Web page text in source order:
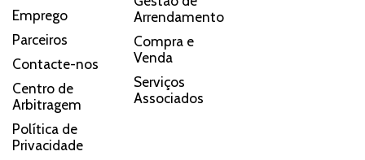
Emprego
Parceiros
Contacte-nos
Centro de
Arbitragem
Política de
Privacidade
Arrendamento
Compra e
Venda
Serviços
Associados